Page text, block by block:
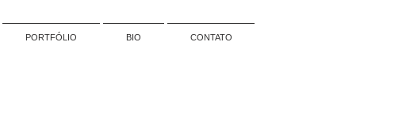
PORTFÓLIO BIO CONTATO